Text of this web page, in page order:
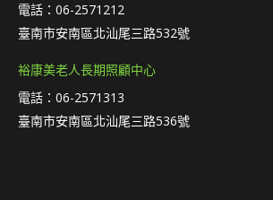
電話：06-2571212
臺南市安南區北汕尾三路532號
裕康美老人長期照顧中心
電話：06-2571313
臺南市安南區北汕尾三路536號